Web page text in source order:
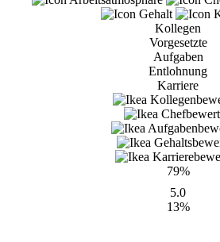
Kollegen
Vorgesetzte
Aufgaben
Entlohnung
Karriere
79%
5.0
13%